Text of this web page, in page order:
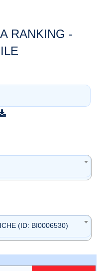
RANKING -
(ID: BI0006530)